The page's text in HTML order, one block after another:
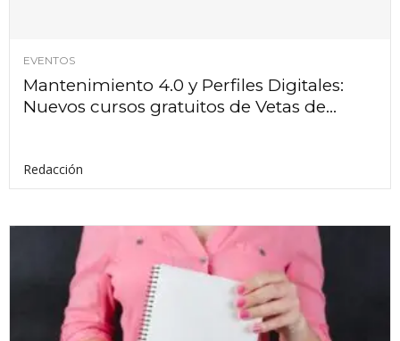
EVENTOS
Mantenimiento 4.0 y Perfiles Digitales:
Nuevos cursos gratuitos de Vetas de...
Redacción